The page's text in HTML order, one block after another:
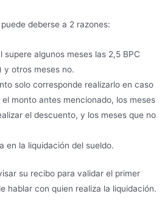
deberse a 2 razones:
supere algunos meses las 2,5 BPC
y otros meses no.
solo corresponde realizarlo en caso
monto antes mencionado, los meses
el descuento, y los meses que no
en la liquidación del sueldo.
su recibo para validar el primer
hablar con quien realiza la liquidación.